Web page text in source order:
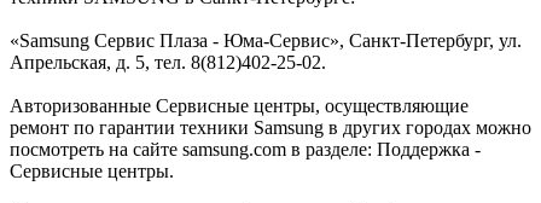
«Samsung Сервис Плаза - Юма-Cервис», Санкт-Петербург, ул.
Апрельская, д. 5, тел. 8(812)402-25-02.
Авторизованные Сервисные центры, осуществляющие
ремонт по гарантии техники Samsung в других городах можно
посмотреть на сайте samsung.com в разделе: Поддержка -
Сервисные центры.